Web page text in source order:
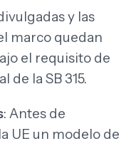
y las
marco quedan
el requisito de
la SB 315.
: Antes de
UE un modelo de